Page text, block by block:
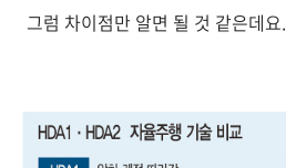
그럼 차이점만 알면 될 것 같은데요.